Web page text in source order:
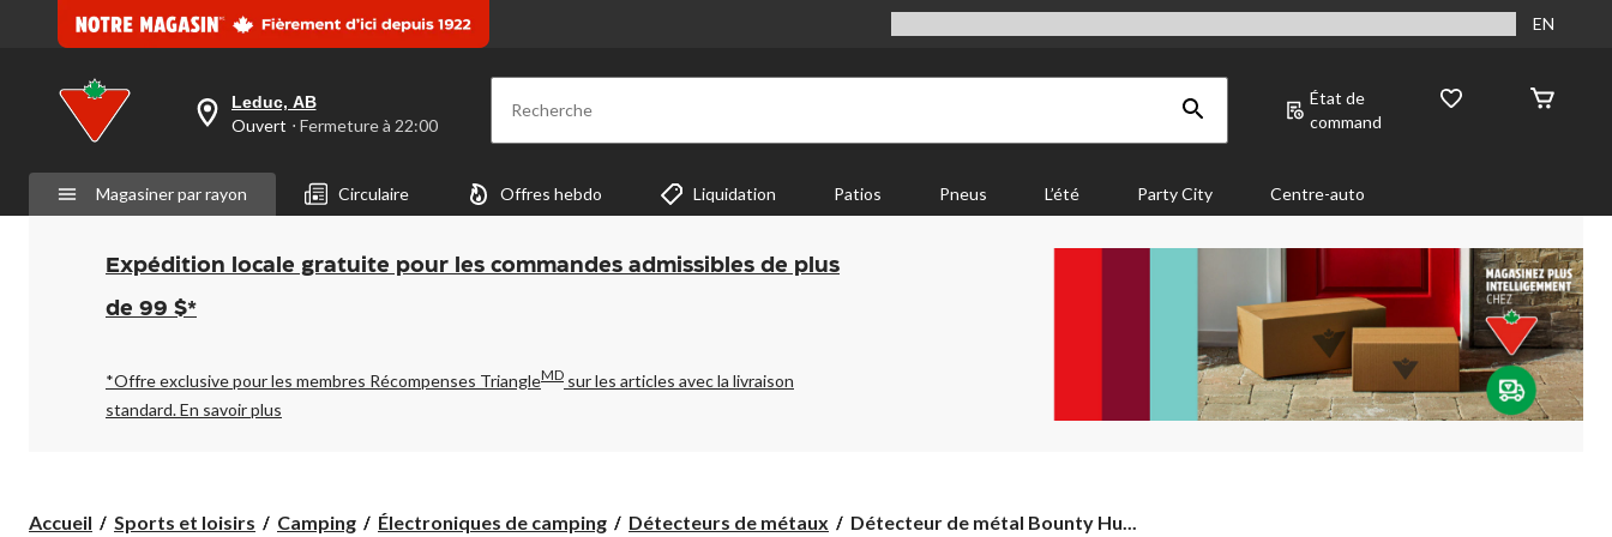
EN
votre
est
Leduc,
AB,
Ouvert,
Fermeture
à
pour
changer
Leduc, AB
Ouvert ⋅ Fermeture à 22:00 Recherche
État de
command
Magasiner par rayon Circulaire Offres hebdo Liquidation Patios Pneus L’été Party City Centre-auto
Expédition locale gratuite pour les commandes admissibles de plus
de 99 $*
*Offre exclusive pour les membres Récompenses TriangleMD sur les articles avec la livraison
standard.En savoir plus
Accueil Sports et loisirs Camping Électroniques de camping Détecteurs de métaux
Détecteur
Détecteur de métal Bounty Hu...